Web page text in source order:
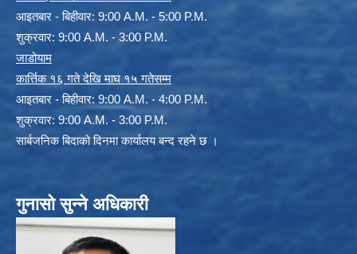
आइतबार - बिहीवार: 9:00 A.M. - 5:00 P.M.
शुक्रवार: 9:00 A.M. - 3:00 P.M.
जाडोयाम
कार्त्तिक १६ गते देखि माघ १५ गतेसम्म
आइतबार - बिहीवार: 9:00 A.M. - 4:00 P.M.
शुक्रवार: 9:00 A.M. - 3:00 P.M.
सार्बजनिक बिदाको दिनमा कार्यालय बन्द रहने छ ।
गुनासो सुन्ने अधिकारी